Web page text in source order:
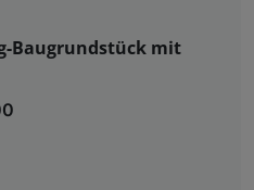
Baugrundstück mit